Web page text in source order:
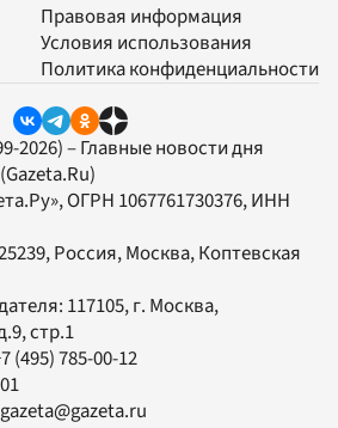
Правовая информация
Условия использования
Политика конфиденциальности
2026) – Главные новости дня
(Gazeta.Ru)
, ОГРН 1067761730376, ИНН
Россия, Москва, Коптевская
117105, г. Москва,
стр.1
(495) 785-00-12
gazeta@gazeta.ru